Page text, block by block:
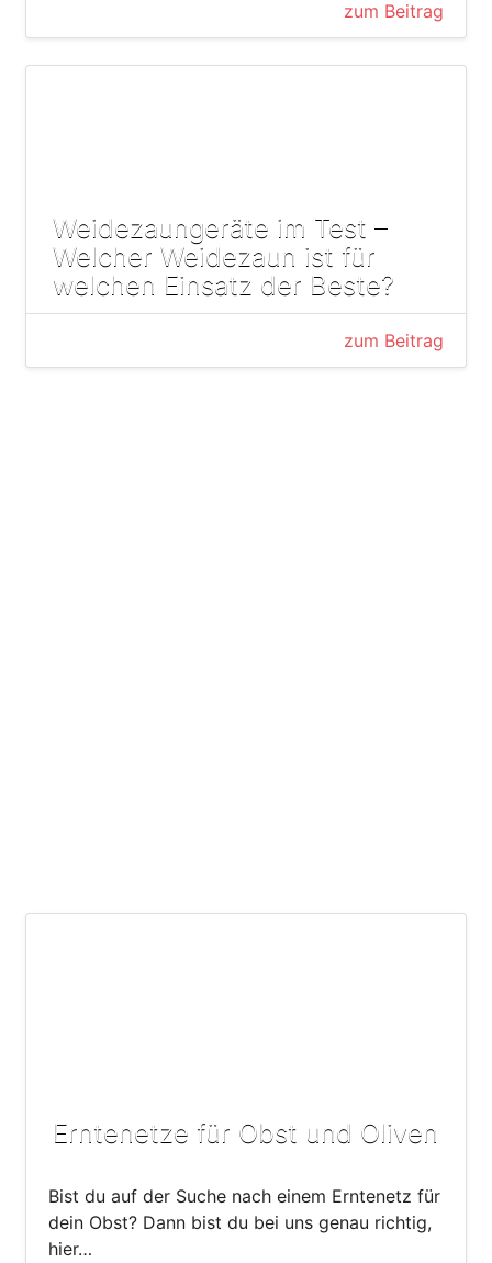
zum Beitrag
Weidezaungeräte im Test –
Welcher Weidezaun ist für
welchen Einsatz der Beste?
zum Beitrag
Erntenetze für Obst und Oliven
Bist du auf der Suche nach einem Erntenetz für
dein Obst? Dann bist du bei uns genau richtig,
hier…